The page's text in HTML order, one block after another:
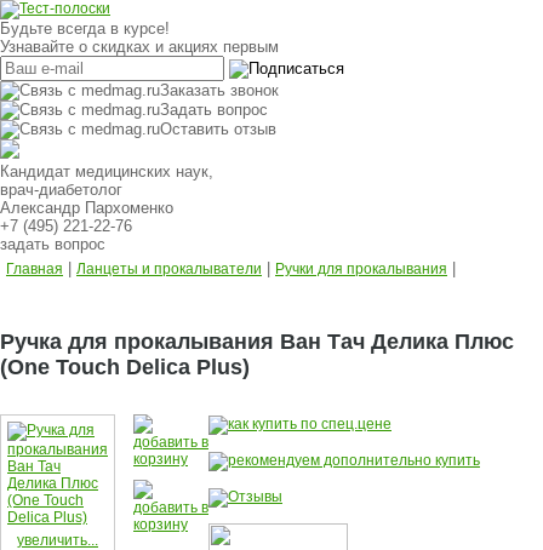
Будьте всегда в курсе!
Узнавайте о скидках и акциях первым
Заказать звонок
Задать вопрос
Оставить отзыв
Кандидат медицинских наук,
врач-диабетолог
Александр Пархоменко
+7 (495) 221-22-76
задать вопрос
Главная Ланцеты и прокалыватели Ручки для прокалывания
Ручка для прокалывания Ван Тач Делика Плюс
(One Touch Delica Plus)
увеличить...